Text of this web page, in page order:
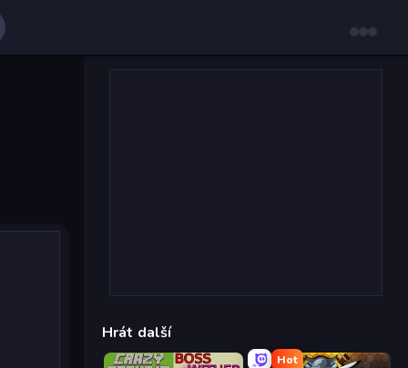
Hrát další
Hot